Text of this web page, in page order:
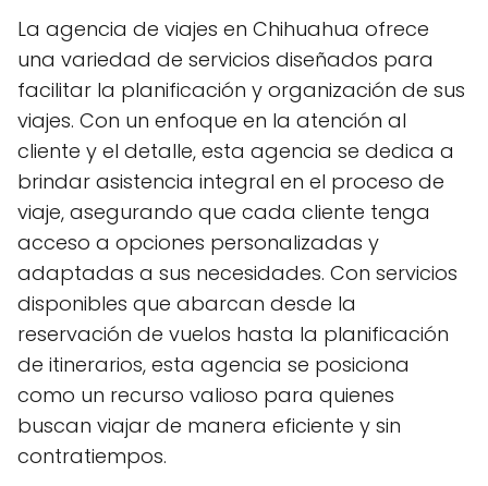
La agencia de viajes en Chihuahua ofrece
una variedad de servicios diseñados para
facilitar la planificación y organización de sus
viajes. Con un enfoque en la atención al
cliente y el detalle, esta agencia se dedica a
brindar asistencia integral en el proceso de
viaje, asegurando que cada cliente tenga
acceso a opciones personalizadas y
adaptadas a sus necesidades. Con servicios
disponibles que abarcan desde la
reservación de vuelos hasta la planificación
de itinerarios, esta agencia se posiciona
como un recurso valioso para quienes
buscan viajar de manera eficiente y sin
contratiempos.